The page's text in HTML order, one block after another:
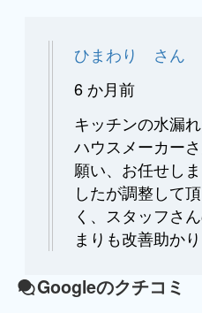
ひまわり さん
6 か月前
キッチンの水漏
ハウスメーカー
願い、お任せし
したが調整して
く、スタッフさ
まりも改善助かり
Googleのクチコミ